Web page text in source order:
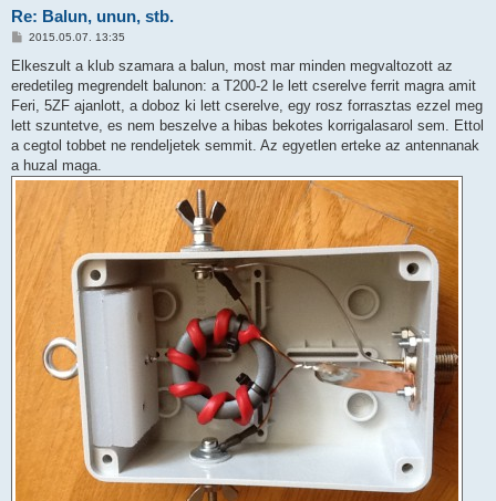
Re: Balun, unun, stb.
P
s
2015.05.07. 13:35
Elkeszult a klub szamara a balun, most mar minden megvaltozott az
eredetileg megrendelt balunon: a T200-2 le lett cserelve ferrit magra amit
Feri, 5ZF ajanlott, a doboz ki lett cserelve, egy rosz forrasztas ezzel meg
lett szuntetve, es nem beszelve a hibas bekotes korrigalasarol sem. Ettol
a cegtol tobbet ne rendeljetek semmit. Az egyetlen erteke az antennanak
a huzal maga.